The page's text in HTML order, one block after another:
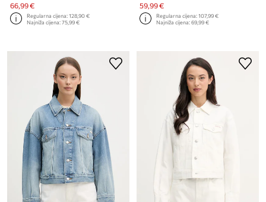
66,99 €
Regularna cijena:128,90 €
Najniža cijena:75,99 €
59,99 €
Regularna cijena:107,99 €
Najniža cijena:69,99 €